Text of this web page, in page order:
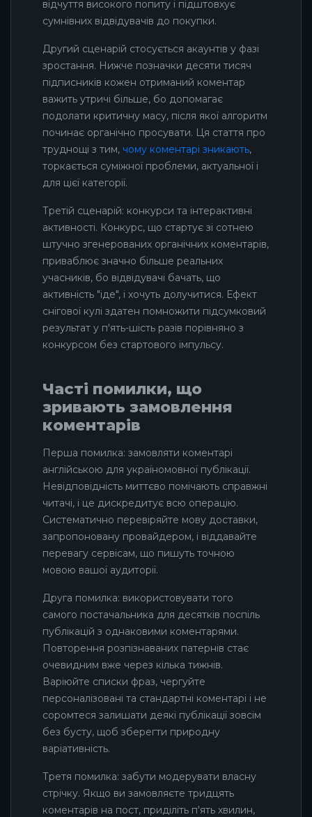
відчуття високого попиту і підштовхує
сумнівних відвідувачів до покупки.
Другий сценарій стосується акаунтів у фазі
зростання. Нижче позначки десяти тисяч
підписників кожен отриманий коментар
важить утричі більше, бо допомагає
подолати критичну масу, після якої алгоритм
починає органічно просувати. Ця стаття про
труднощі з тим, чому коментарі зникають,
торкається суміжної проблеми, актуальної і
для цієї категорії.
Третій сценарій: конкурси та інтерактивні
активності. Конкурс, що стартує зі сотнею
штучно згенерованих органічних коментарів,
приваблює значно більше реальних
учасників, бо відвідувачі бачать, що
активність "іде", і хочуть долучитися. Ефект
снігової кулі здатен помножити підсумковий
результат у п'ять-шість разів порівняно з
конкурсом без стартового імпульсу.
Часті помилки, що
зривають замовлення
коментарів
Перша помилка: замовляти коментарі
англійською для україномовної публікації.
Невідповідність миттєво помічають справжні
читачі, і це дискредитує всю операцію.
Систематично перевіряйте мову доставки,
запропоновану провайдером, і віддавайте
перевагу сервісам, що пишуть точною
мовою вашої аудиторії.
Друга помилка: використовувати того
самого постачальника для десятків поспіль
публікацій з однаковими коментарями.
Повторення розпізнаваних патернів стає
очевидним вже через кілька тижнів.
Варіюйте списки фраз, чергуйте
персоналізовані та стандартні коментарі і не
соромтеся залишати деякі публікації зовсім
без бусту, щоб зберегти природну
варіативність.
Третя помилка: забути модерувати власну
стрічку. Якщо ви замовляєте тридцять
коментарів на пост, приділіть п'ять хвилин,